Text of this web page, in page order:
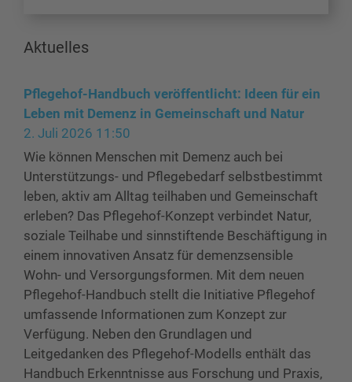
Aktuelles
Pflegehof-Handbuch veröffentlicht: Ideen für ein
Leben mit Demenz in Gemeinschaft und Natur
2. Juli 2026 11:50
Wie können Menschen mit Demenz auch bei
Unterstützungs- und Pflegebedarf selbstbestimmt
leben, aktiv am Alltag teilhaben und Gemeinschaft
erleben? Das Pflegehof-Konzept verbindet Natur,
soziale Teilhabe und sinnstiftende Beschäftigung in
einem innovativen Ansatz für demenzsensible
Wohn- und Versorgungsformen. Mit dem neuen
Pflegehof-Handbuch stellt die Initiative Pflegehof
umfassende Informationen zum Konzept zur
Verfügung. Neben den Grundlagen und
Leitgedanken des Pflegehof-Modells enthält das
Handbuch Erkenntnisse aus Forschung und Praxis,